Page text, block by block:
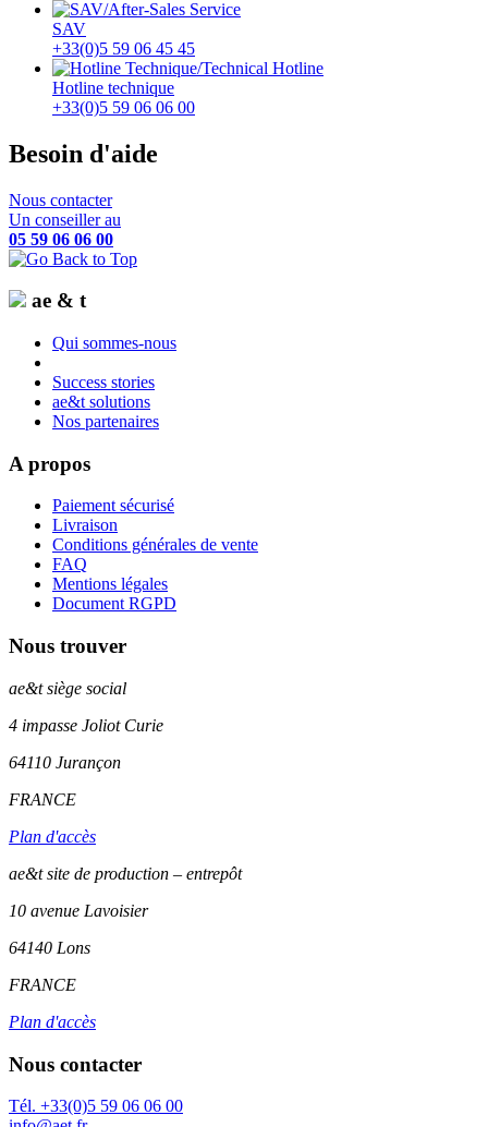
SAV
+33(0)5 59 06 45 45
Hotline technique
+33(0)5 59 06 06 00
Besoin d'aide
Nous contacter
Un conseiller au
05 59 06 06 00
ae & t
Qui sommes-nous
Success stories
ae&t solutions
Nos partenaires
A propos
Paiement sécurisé
Livraison
Conditions générales de vente
FAQ
Mentions légales
Document RGPD
Nous trouver
ae&tsiège social
4 impasse Joliot Curie
64110 Jurançon
FRANCE
Plan d'accès
ae&t site de production – entrepôt
10 avenue Lavoisier
64140 Lons
FRANCE
Plan d'accès
Nous contacter
Tél. +33(0)5 59 06 06 00